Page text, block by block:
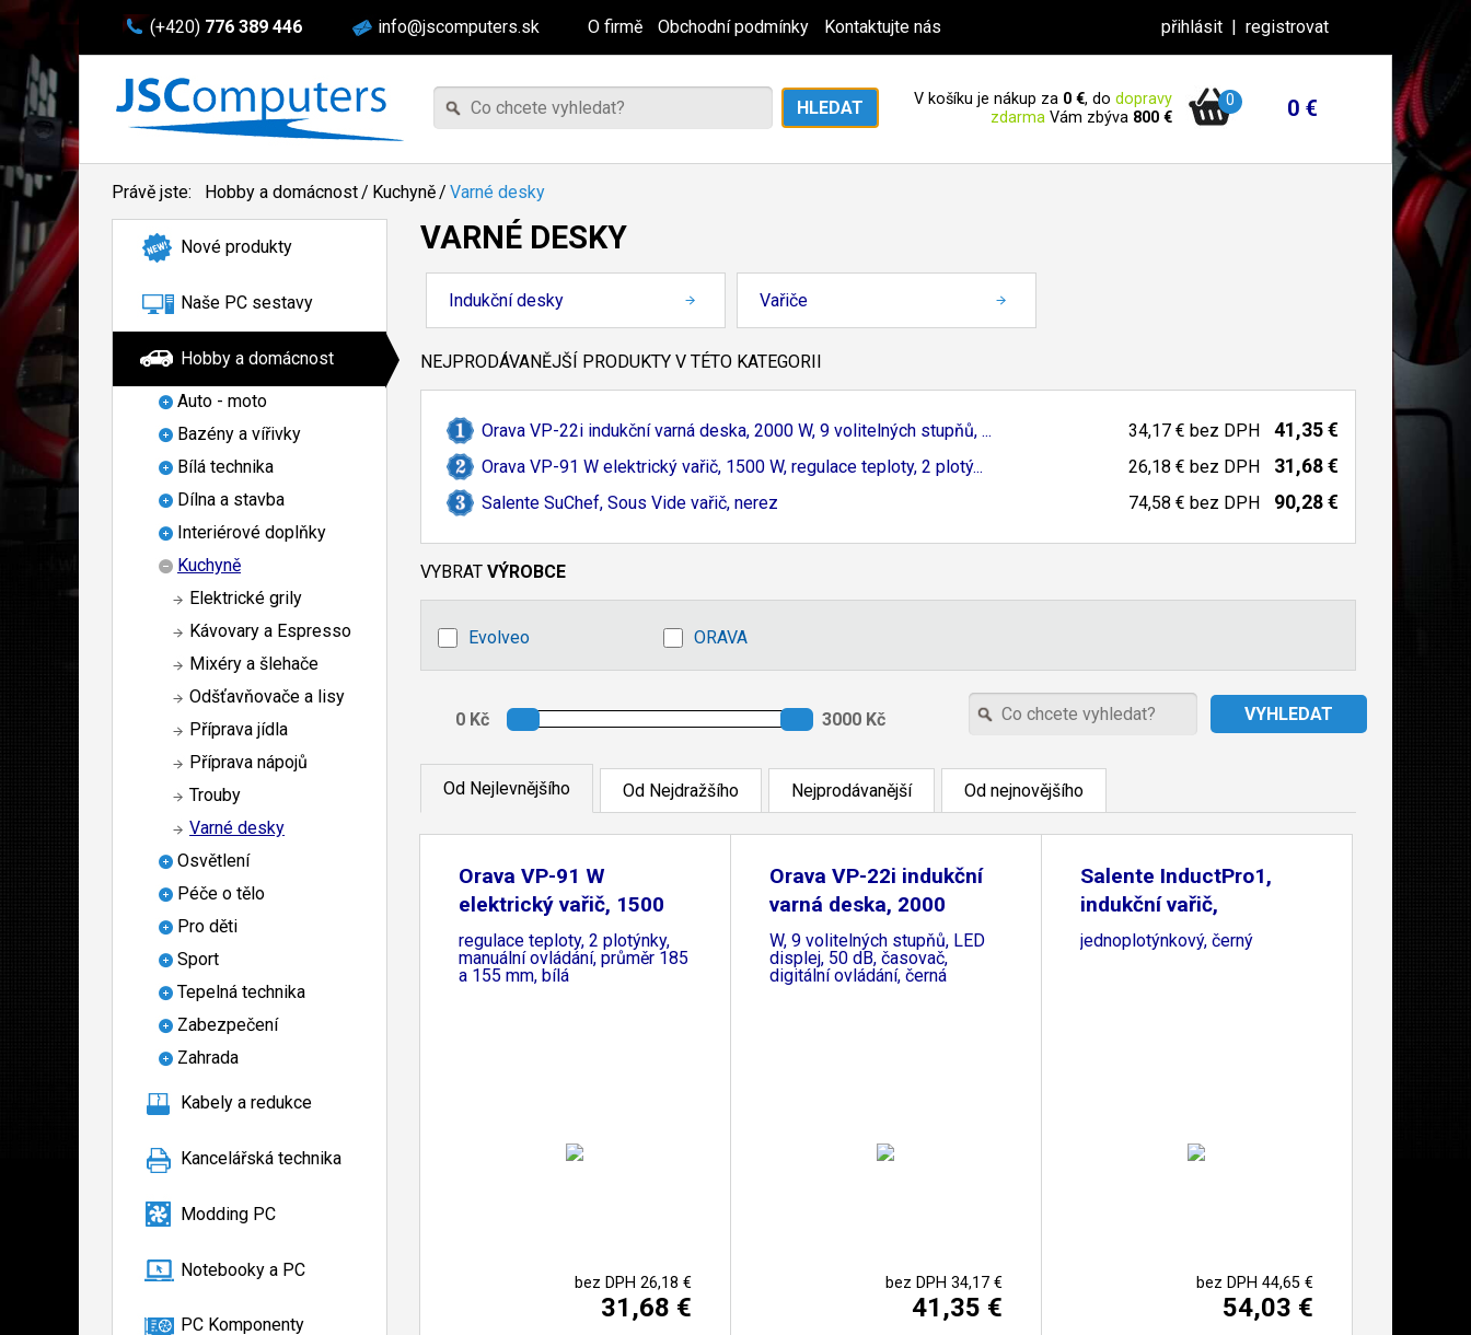
(+420) 776 389 446 info@jscomputers.sk O firmě Obchodní podmínky Kontaktujte nás přihlásit | registrovat
V košíku je nákup za 0 €, do dopravy
zdarma Vám zbýva 800 €
0 0 €
Právě jste: Hobby a domácnost/ Kuchyně/ Varné desky
Nové produkty
Naše PC sestavy
Hobby a domácnost
Auto - moto
Bazény a vířivky
Bílá technika
Dílna a stavba
Interiérové doplňky
Kuchyně
Elektrické grily
Kávovary a Espresso
Mixéry a šlehače
Odšťavňovače a lisy
Příprava jídla
Příprava nápojů
Trouby
Varné desky
Osvětlení
Péče o tělo
Pro děti
Sport
Tepelná technika
Zabezpečení
Zahrada
Kabely a redukce
Kancelářská technika
Modding PC
Notebooky a PC
PC Komponenty
VARNÉ DESKY
Indukční desky Vařiče
NEJPRODÁVANĚJŠÍ PRODUKTY V TÉTO KATEGORII
Orava VP-22i indukční varná deska, 2000 W, 9 volitelných stupňů, ... 34,17 € bez DPH 41,35 €
Orava VP-91 W elektrický vařič, 1500 W, regulace teploty, 2 plotý... 26,18 € bez DPH 31,68 €
Salente SuChef, Sous Vide vařič, nerez 74,58 € bez DPH 90,28 €
VYBRAT VÝROBCE
Evolveo ORAVA
Od Nejlevnějšího Od Nejdražšího Nejprodávanější Od nejnovějšího
Orava VP-91 W
elektrický vařič, 1500
W,
regulace teploty, 2 plotýnky,
manuální ovládání, průměr 185
a 155 mm, bílá
bez DPH 26,18 €
31,68 €
Orava VP-22i indukční
varná deska, 2000
W, 9 volitelných stupňů, LED
displej, 50 dB, časovač,
digitální ovládání, černá
bez DPH 34,17 €
41,35 €
Salente InductPro1,
indukční vařič,
jednoplotýnkový, černý
bez DPH 44,65 €
54,03 €